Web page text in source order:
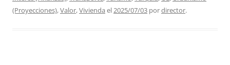
(Proyecciones),Valor,Vivienda el2025/07/03 pordirector.